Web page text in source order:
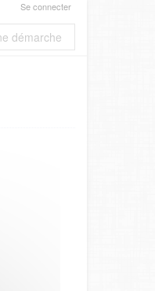
Se connecter